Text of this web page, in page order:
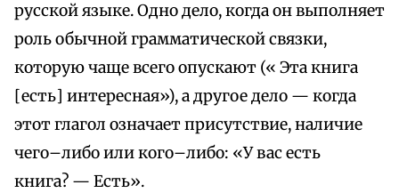
русской языке. Одно дело, когда он выполняет
роль обычной грамматической связки,
которую чаще всего опускают (« Эта книга
[есть] интересная»), а другое дело — когда
этот глагол означает присутствие, наличие
чего–либо или кого–либо: «У вас есть
книга? — Есть».